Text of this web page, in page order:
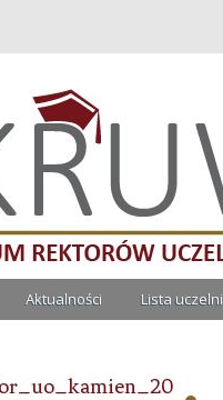
Uczelni
Aktualności Lista